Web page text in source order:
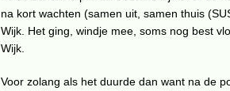
na kort wachten (samen uit, samen thuis
Wijk. Het ging, windje mee, soms nog best
Wijk.
Voor zolang als het duurde dan want na de